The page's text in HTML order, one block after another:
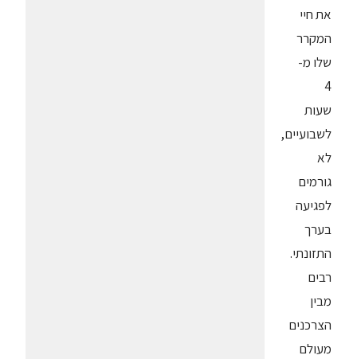
את חיי
המקרר
שלו מ-
4
שעות
לשבועיים,
לא
גורמים
לפגיעה
בערך
התזונתי.
רבים
מבין
הצרכנים
מעולם